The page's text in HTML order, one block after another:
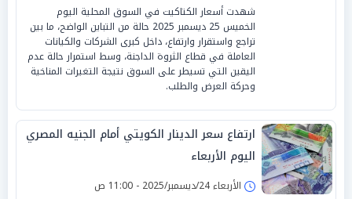
شهدت أسعار الكتاكيت في السوق المحلية اليوم
الخميس 25 ديسمبر 2025 حالة من التباين الواضح، ما بين
تراجع واستقرار وارتفاع، داخل كبرى الشركات والكيانات
العاملة في قطاع الثروة الداجنة، وسط استمرار حالة عدم
اليقين التي تسيطر على السوق نتيجة التغيرات المناخية
وحركة العرض والطلب.
ارتفاع سعر الدينار الكويتي أمام الجنيه المصري
اليوم الأربعاء
الأربعاء 24/ديسمبر/2025 - 11:00 ص